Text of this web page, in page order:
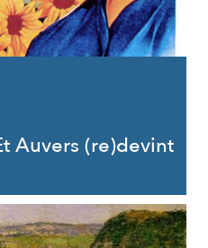
Auvers (re)devint